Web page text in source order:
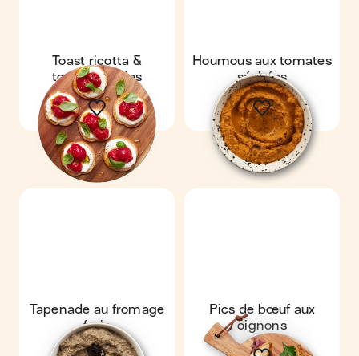
Toast ricotta &
tomates rôties
Houmous aux tomates
séchées
Tapenade au fromage
frais
Pics de bœuf aux
oignons